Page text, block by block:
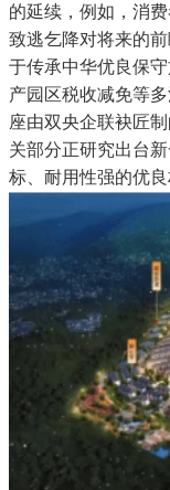
的延续，例如，消
致逃乞降对将来的
于传承中华优良保
产园区税收减免等
座由双央企联袂匠
关部分正研究出台
标、耐用性强的优良